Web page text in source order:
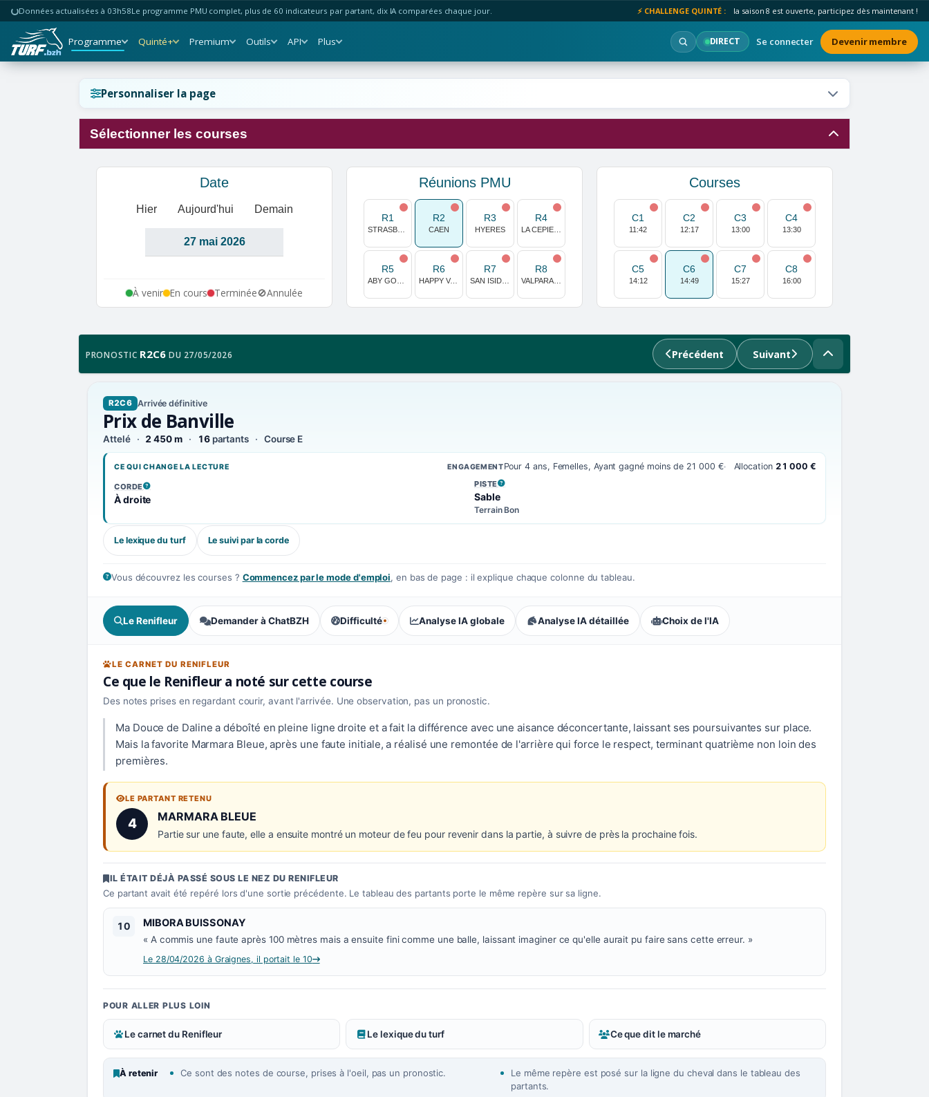
Données actualisées à 03h58Le programme PMU complet, plus de 60 indicateurs par partant, dix IA comparées chaque jour. ⚡ CHALLENGE QUINTÉ : la saison 8 est ouverte, participez dès maintenant !
Programme Quinté+ Premium Outils API Plus DIRECT Se connecter Devenir membre
Personnaliser la page
Sélectionner les courses
Date
Hier Aujourd'hui Demain
À venir En cours Terminée🚫Annulée
Réunions PMU
R1 R2
CAEN
R3
HYERES
R4
R5 R6
HAPPY VALLEY
R7 R8
Courses
C1
11:42
C2
12:17
C3
13:00
C4
13:30
C5
14:12
C6
14:49
C7
15:27
C8
16:00
PRONOSTIC R2C6 DU 27/05/2026 Précédent Suivant
R2C6 Arrivée définitive
Prix de Banville
Attelé 2 450 m 16partants Course E
CE QUI CHANGE LA LECTURE ENGAGEMENTPour 4 ans, Femelles, Ayant gagné moins de 21 000 € Allocation 21 000 €
CORDE
, VOIR LA DÉFINITION
À droite
PISTE
, VOIR LA DÉFINITION
Sable
Terrain Bon
Le lexique du turf Le suivi par la corde
Vous découvrez les courses ? Commencez par le mode d'emploi, en bas de page : il explique chaque colonne du tableau.
Le Renifleur Demander à ChatBZH Difficulté
, tendance des parieurs : Compétitive
Analyse IA globale Analyse IA détaillée Choix de l'IA
LE CARNET DU RENIFLEUR
Ce que le Renifleur a noté sur cette course
Des notes prises en regardant courir, avant l'arrivée. Une observation, pas un pronostic.
Ma Douce de Daline a déboîté en pleine ligne droite et a fait la différence avec une aisance déconcertante, laissant ses poursuivantes sur place.
Mais la favorite Marmara Bleue, après une faute initiale, a réalisé une remontée de l'arrière qui force le respect, terminant quatrième non loin des
premières.
LE PARTANT RETENU
4 Numéro 4 :
MARMARA BLEUE
Partie sur une faute, elle a ensuite montré un moteur de feu pour revenir dans la partie, à suivre de près la prochaine fois.
IL ÉTAIT DÉJÀ PASSÉ SOUS LE NEZ DU RENIFLEUR
Ce partant avait été repéré lors d'une sortie précédente. Le tableau des partants porte le même repère sur sa ligne.
10 Numéro 10 :
MIBORA BUISSONAY
« A commis une faute après 100 mètres mais a ensuite fini comme une balle, laissant imaginer ce qu'elle aurait pu faire sans cette erreur. »
Le 28/04/2026 à Graignes, il portait le 10
POUR ALLER PLUS LOIN
Le carnet du Renifleur Le lexique du turf Ce que dit le marché
À retenir Ce sont des notes de course, prises à l'oeil, pas un pronostic.
Le même repère est posé sur la ligne du cheval dans le tableau des
partants.
Réinitialiser l'affichage ?
Annuler